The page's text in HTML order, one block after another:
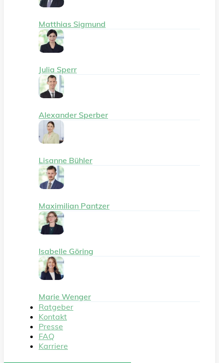
Matthias Sigmund
Julia Sperr
Alexander Sperber
Lisanne Bühler
Maximilian Pantzer
Isabelle Göring
Marie Wenger
Ratgeber
Kontakt
Presse
FAQ
Karriere